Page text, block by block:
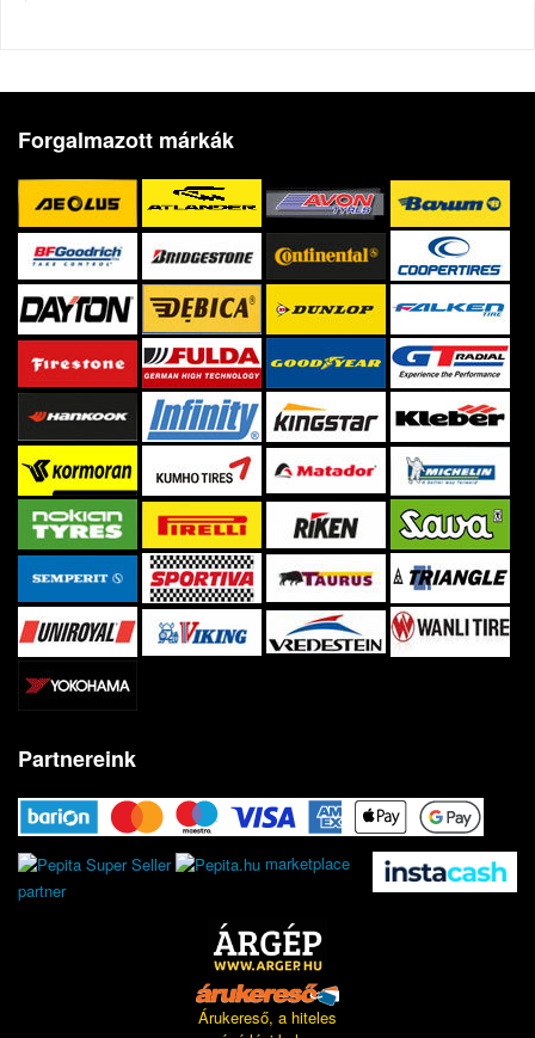
Forgalmazott márkák
Partnereink
marketplace
partner
Árukereső, a hiteles